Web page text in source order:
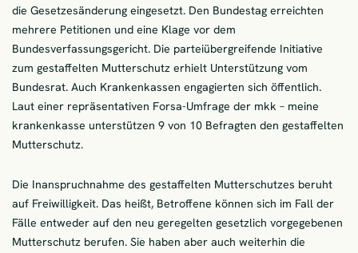
die Gesetzesänderung eingesetzt. Den Bundestag erreichten
mehrere Petitionen und eine Klage vor dem
Bundesverfassungsgericht. Die parteiübergreifende Initiative
zum gestaffelten Mutterschutz erhielt Unterstützung vom
Bundesrat. Auch Krankenkassen engagierten sich öffentlich.
Laut einer repräsentativen Forsa-Umfrage der mkk – meine
krankenkasse unterstützen 9 von 10 Befragten den gestaffelten
Mutterschutz.
Die Inanspruchnahme des gestaffelten Mutterschutzes beruht
auf Freiwilligkeit. Das heißt, Betroffene können sich im Fall der
Fälle entweder auf den neu geregelten gesetzlich vorgegebenen
Mutterschutz berufen. Sie haben aber auch weiterhin die